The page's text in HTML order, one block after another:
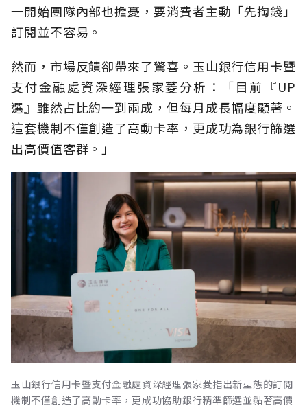
一開始團隊內部也擔憂，要消費者主動「先掏錢」
訂閱並不容易。
然而，市場反饋卻帶來了驚喜。玉山銀行信用卡暨
支付金融處資深經理張家菱分析：「目前『UP
選』雖然占比約一到兩成，但每月成長幅度顯著。
這套機制不僅創造了高動卡率，更成功為銀行篩選
出高價值客群。」
玉山銀行信用卡暨支付金融處資深經理張家菱指出新型態的訂閱
機制不僅創造了高動卡率，更成功協助銀行精準篩選並黏著高價